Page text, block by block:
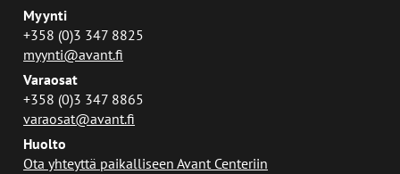
Myynti
+358 (0)3 347 8825
myynti@avant.fi
Varaosat
+358 (0)3 347 8865
varaosat@avant.fi
Huolto
Ota yhteyttä paikalliseen Avant Centeriin